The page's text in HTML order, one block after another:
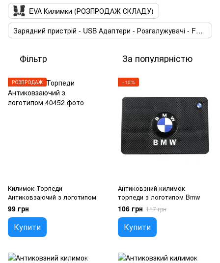
EVA Килимки (РОЗПРОДАЖ СКЛАДУ)
Зарядний пристрій - USB Адаптери - Розгалужувачі - FM Модулятори
Фільтр За популярністю
РОЗПРОДАЖ
Килимок Торпеди
Антиковзаючий з логотипом
99 грн
Купити
−10%
Антиковзний килимок
торпеди з логотипом Bmw
106 грн 117 грн
Купити